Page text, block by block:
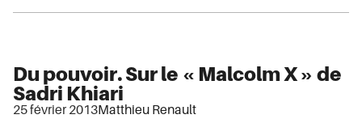
Du pouvoir. Sur le « Malcolm X » de
Sadri Khiari
25 février 2013Matthieu Renault